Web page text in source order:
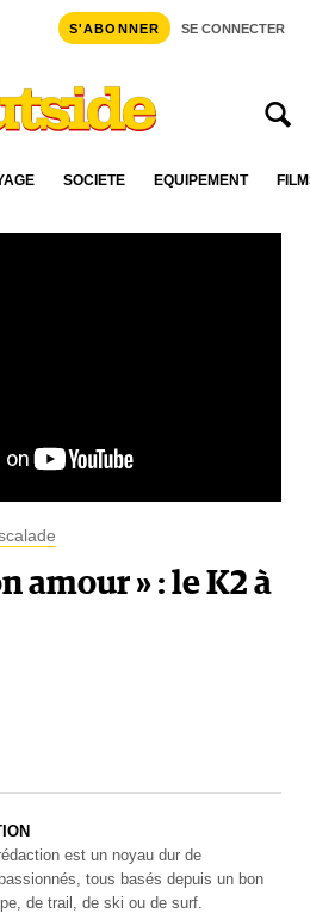
S'ABONNER SE CONNECTER
SOCIÉTÉ ÉQUIPEMENT
amour » : le K2 à
est un noyau dur de
tous basés depuis un bon
de trail, de ski ou de surf.